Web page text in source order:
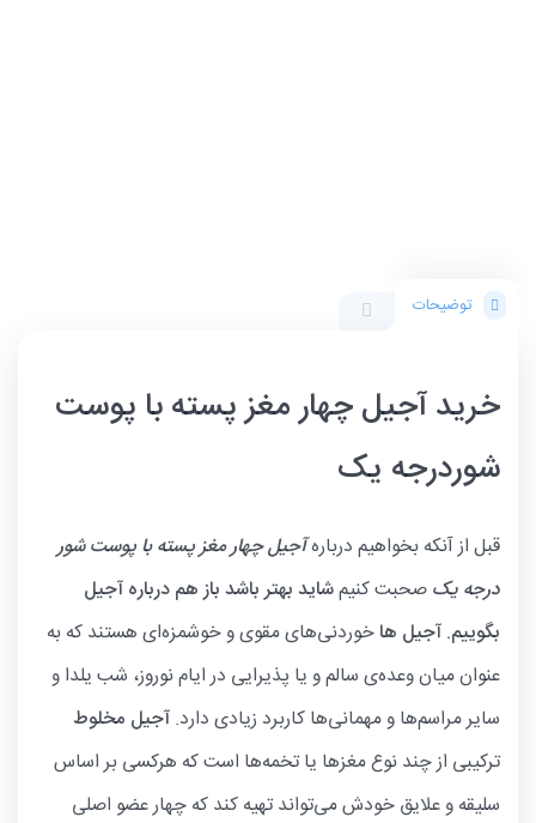
توضیحات
خرید آجیل چهار مغز پسته با پوست
شوردرجه یک
قبل از آنکه بخواهیم دربارهآجیلچهار مغز پسته با پوست شور
درجه یکصحبت کنیمشاید بهتر باشد باز هم درباره آجیل
بگوییم. آجیل هاخوردنی‌های مقوی و خوشمزه‌ای هستند که به
عنوان میان وعده‌ی سالم و یا پذیرایی در ایام نوروز، شب یلدا و
سایر مراسم‌ها و مهمانی‌ها کاربرد زیادی دارد.آجیل مخلوط
ترکیبی از چند نوع مغزها یا تخمه‌ها است که هرکسی بر اساس
سلیقه و علایق خودش می‌تواند تهیه کند که چهار عضو اصلی